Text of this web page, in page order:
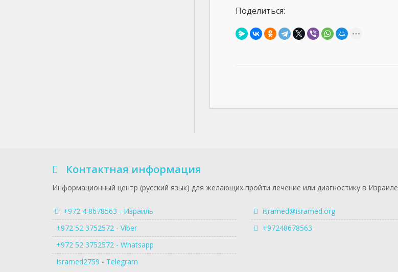
Поделиться:
Контактная информация
Информационный центр (русский язык) для желающих пройти лечение или диагностику в Израиле
+972 4 8678563 - Израиль
+972 52 3752572 - Viber
+972 52 3752572 - Whatsapp
Isramed2759 - Telegram
isramed@isramed.org
+97248678563